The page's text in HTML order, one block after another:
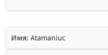
Имя: Atamaniuc